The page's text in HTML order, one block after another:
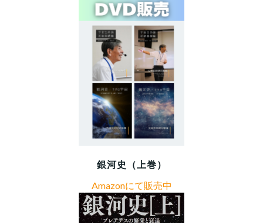
銀河史（上巻）
Amazonにて販売中